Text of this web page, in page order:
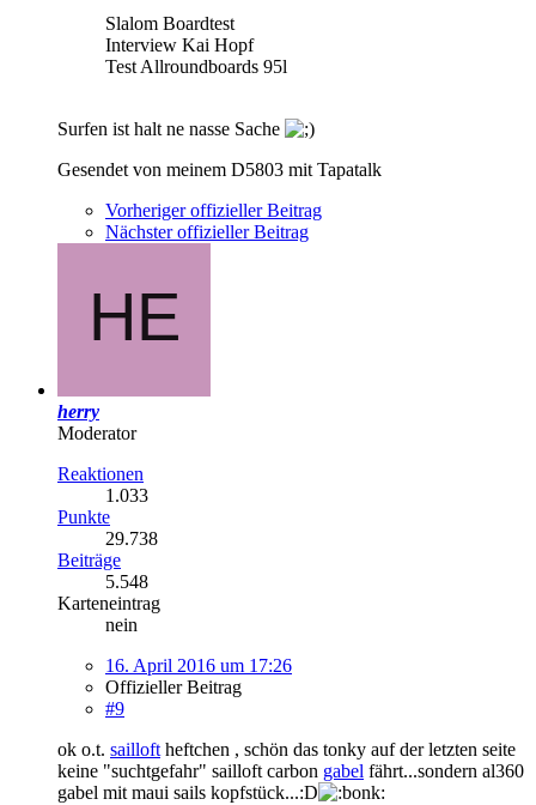
Slalom Boardtest
Interview Kai Hopf
Test Allroundboards 95l
Surfen ist halt ne nasse Sache
Gesendet von meinem D5803 mit Tapatalk
Vorheriger offizieller Beitrag
Nächster offizieller Beitrag
herry
Moderator
Reaktionen
1.033
Punkte
29.738
Beiträge
5.548
Karteneintrag
nein
16. April 2016 um 17:26
Offizieller Beitrag
#9
ok o.t. sailloftheftchen , schön das tonky auf der letzten seite
keine "suchtgefahr" sailloft carbon gabel fährt...sondern al360
gabel mit maui sails kopfstück...:D